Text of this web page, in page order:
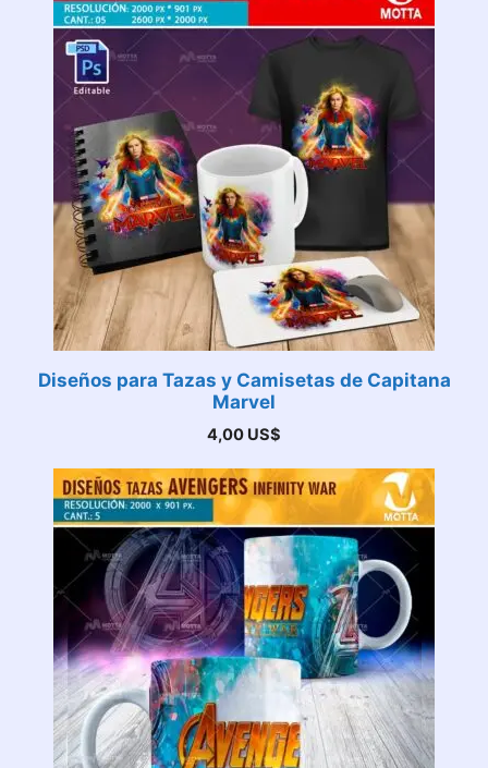
Diseños para Tazas y Camisetas de Capitana
Marvel
4,00 US$